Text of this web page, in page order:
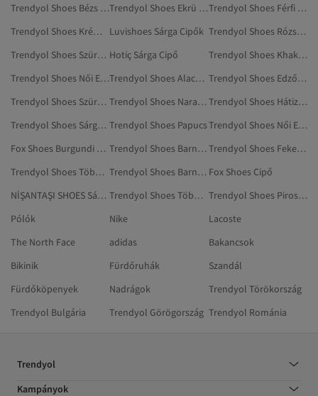
Trendyol Shoes Bézs Cipők
Trendyol Shoes Ekrü Cipők
Trendyol Shoes Férfi Cipő
Trendyol Shoes Krém Cipő
Luvishoes Sárga Cipők
Trendyol Shoes Rózsaszín Szépségápolás
Trendyol Shoes Szürke Edzőcipő Hotiç Sárga Cipő
Trendyol Shoes Khaki Magas Sarkú Cipő
Trendyol Shoes Női Edzőcipők
Trendyol Shoes Alacsony Sarkú Cipő
Trendyol Shoes Edzőcipő
Trendyol Shoes Szürke Edzőcipők
Trendyol Shoes Narancs Magas Sarkú Cipő
Trendyol Shoes Hátizsákok
Trendyol Shoes Sárga Tűsarkúk Trendyol Shoes Papucs
Trendyol Shoes Női Edzőcipő
Fox Shoes Burgundi Magas Sarkú Cipő
Trendyol Shoes Barna Alacsony Sarkú Cipő
Trendyol Shoes Fekete Alacsony Sarkú Cipő
Trendyol Shoes Többszínű Edzőcipők
Trendyol Shoes Barna Cipők Fox Shoes Cipő
NİŞANTAŞI SHOES Sárga Cipő
Trendyol Shoes Többszínű Edzőcipő
Trendyol Shoes Piros Edzőcipők
Pólók
Nike
Lacoste
The North Face
adidas
Bakancsok
Bikinik
Fürdőruhák
Szandál
Fürdőköpenyek
Nadrágok
Trendyol Törökország
Trendyol Bulgária
Trendyol Görögország Trendyol Románia
Trendyol
Kampányok